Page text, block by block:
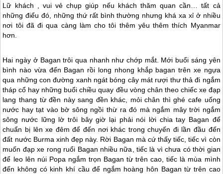
Lữ khách , vui vẻ chụp giúp nếu khách thăm quan cần… tất cả
những điểu đó, những thứ rất bình thường nhưng khá xa xỉ ở nhiều
nơi tôi đã đi qua càng làm cho tôi thêm yêu thêm thích Myanmar
hơn.
Hai ngày ở Bagan trôi qua nhanh như chớp mắt. Mới buổi sáng yên
bình nào vừa đến Bagan rồi long nhong khắp bagan trên xe ngựa
qua những con đường xanh ngát bóng cây mát rượi thư thả đi ngắm
tháp cổ hay những buổi chiều quay đều vòng chân theo chiếc xe đạp
lang thang từ đền này sang đền khác, mỏi chân thì ghé cafe uống
nước hay tạt vào bờ sông ngồi thừ ra đó mà ngắm mây trời ngắm
sông nước lững lờ trôi bây giờ lại phải nói lời chia tay Bagan để
chuẩn bị lên xe đêm để đến nơi khác trong chuyến đi lần đầu đến
đất nước Burma xinh đẹp này. Rời Bagan mà cứ thấy tiếc, tiếc vì còn
muốn đạp xe rong ruổi Bagan nhiều nữa, tiếc là vì chưa có thời gian
để leo lên núi Popa ngắm trọn Bagan từ trên cao, tiếc là mùa mình
đến không có kinh khí cầu để ngắm hoàng hôn Bagan từ trên cao